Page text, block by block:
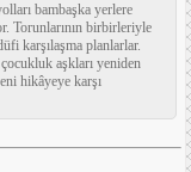
bambaşka yerlere
Torunlarının birbirleriyle
karşılaşma planlarlar.
aşkları yeniden
hikâyeye karşı